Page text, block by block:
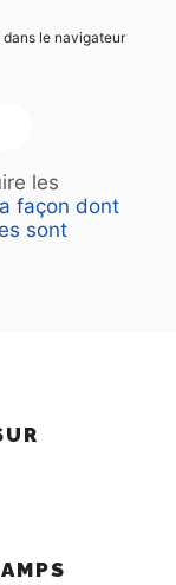
dans le navigateur
les
façon dont
sont